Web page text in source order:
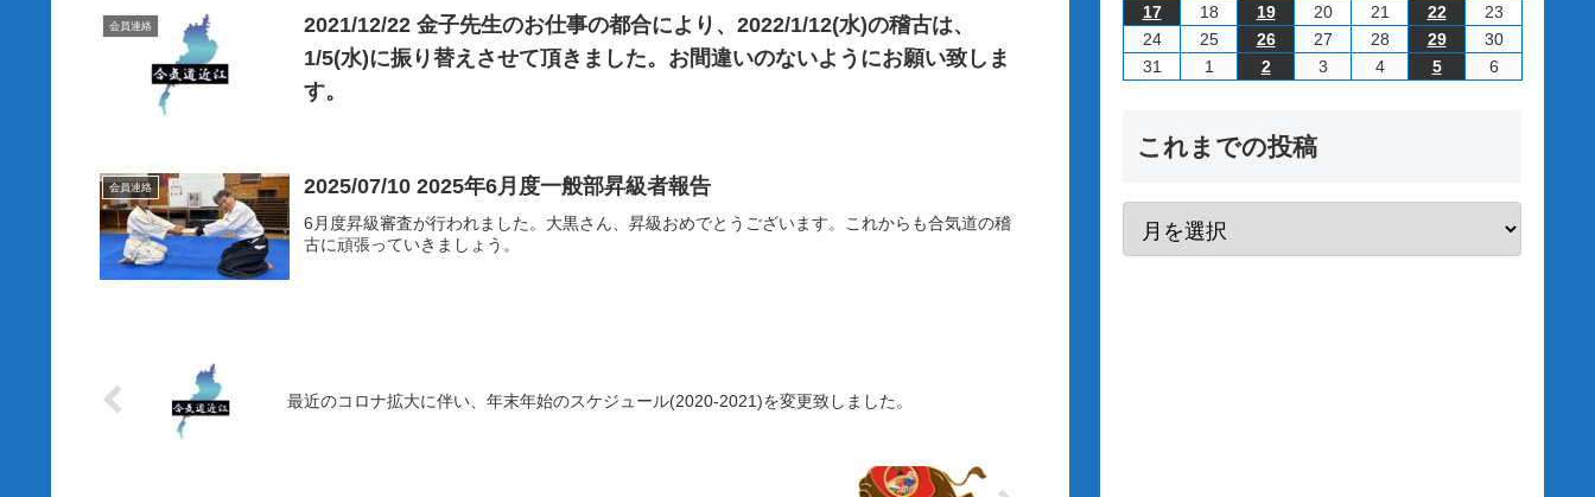
会員連絡
2021/12/22 金子先生のお仕事の都合により、2022/1/12(水)の稽古は、
1/5(水)に振り替えさせて頂きました。お間違いのないようにお願い致しま
す。
会員連絡 2025/07/10 2025年6月度一般部昇級者報告
6月度昇級審査が行われました。大黒さん、昇級おめでとうございます。これからも合気道の稽
古に頑張っていきましょう。
最近のコロナ拡大に伴い、年末年始のスケジュール(2020-2021)を変更致しました。
172026/8/17
182026/8/18
192026/8/19
202026/8/20
21 2026/8/21
222026/8/22
232026/8/23
242026/8/24
252026/8/25
262026/8/26
272026/8/27
282026/8/28
292026/8/29
302026/8/30
31 2026/8/31
1 2026/9/1
22026/9/2
32026/9/3
42026/9/4
52026/9/5
62026/9/6
これまでの投稿